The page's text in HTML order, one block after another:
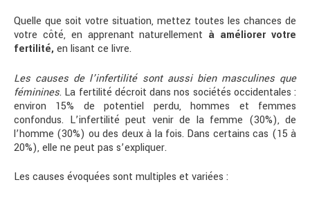
Quelle que soit votre situation, mettez toutes les chances de
votre côté, en apprenant naturellement à améliorer votre
fertilité, en lisant ce livre.
Les causes de l’infertilité sont aussi bien masculines que
féminines. La fertilité décroit dans nos sociétés occidentales :
environ 15% de potentiel perdu, hommes et femmes
confondus. L’infertilité peut venir de la femme (30%), de
l’homme (30%) ou des deux à la fois. Dans certains cas (15 à
20%), elle ne peut pas s’expliquer.
Les causes évoquées sont multiples et variées :